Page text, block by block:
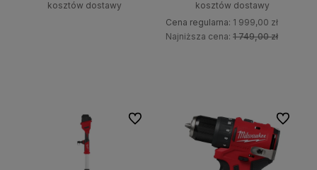
kosztów dostawy
kosztów dostawy
Cena regularna: 1 999,00 zł
Najniższa cena: 1 749,00 zł
Do ulubionych Do